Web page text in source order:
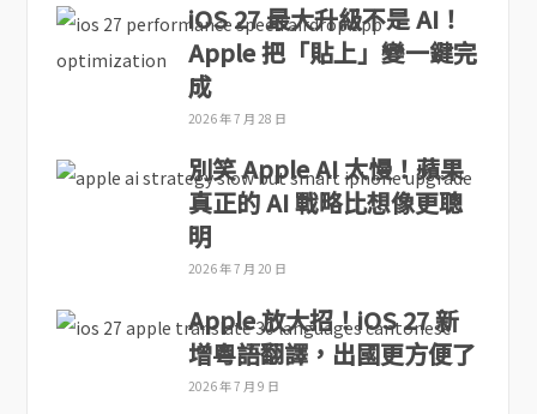
iOS 27 最大升級不是 AI！
Apple 把「貼上」變一鍵完
成
2026 年 7 月 28 日
別笑 Apple AI 太慢！蘋果
真正的 AI 戰略比想像更聰
明
2026 年 7 月 20 日
Apple 放大招！iOS 27 新
增粵語翻譯，出國更方便了
2026 年 7 月 9 日